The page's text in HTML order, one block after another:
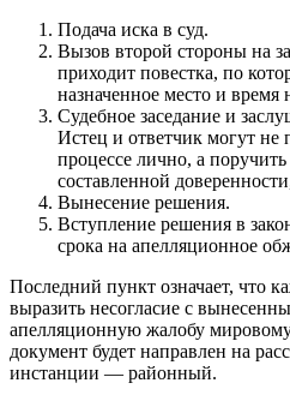
Подача иска в суд.
Вызов второй стороны на
приходит повестка, по
назначенное место и время
Судебное заседание и
Истец и ответчик могут не
процессе лично, а
составленной
Вынесение решения.
Вступление решения в
срока на апелляционное
Последний пункт означает, что
выразить несогласие с
апелляционную жалобу
документ будет направлен на
инстанции — районный.